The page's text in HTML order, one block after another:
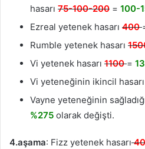
hasarı 75-100-200 = 100-
Ezreal yetenek hasarı 400
Rumble yetenek hasarı
Vi yetenek hasarı 1100 =
Vi yeteneğinin ikincil hasarı
Vayne yeteneğinin
%275 olarak değişti.
4.aşama: Fizz yetenek hasarı